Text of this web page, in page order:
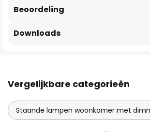
Beoordeling
Downloads
Vergelijkbare categorieën
Staande lampen woonkamer met